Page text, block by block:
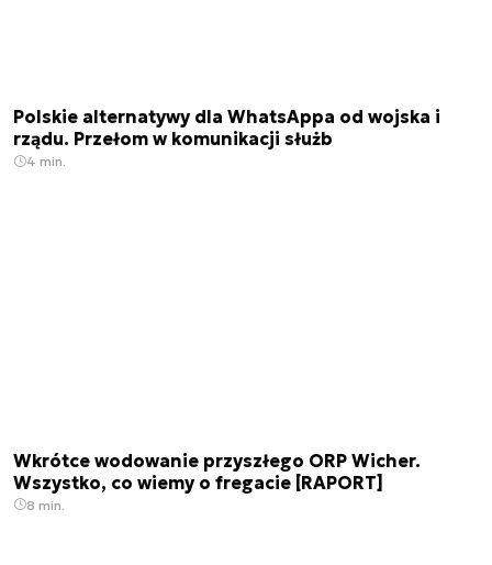
Polskie alternatywy dla WhatsAppa od wojska i
rządu. Przełom w komunikacji służb
4 min.
Wkrótce wodowanie przyszłego ORP Wicher.
Wszystko, co wiemy o fregacie [RAPORT]
8 min.